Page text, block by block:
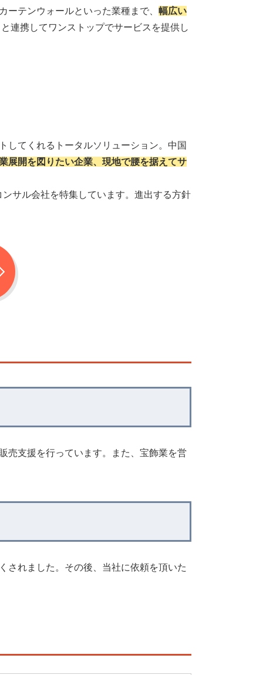
テンウォールといった業種まで、 幅広い
連携してワンストップでサービスを提供し
してくれるトータルソリューション。中国
展開を図りたい企業、現地で腰を据えてサ
サル会社を特集しています。進出する方針
売支援を行っています。また、宝飾業を営
されました。その後、当社に依頼を頂いた